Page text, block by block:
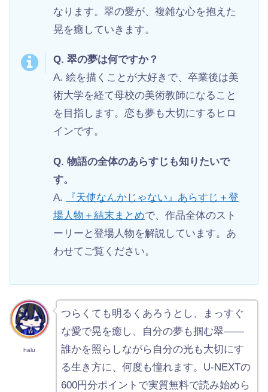
なります。翠の愛が、複雑な心を抱えた
晃を癒していきます。
Q. 翠の夢は何ですか？
A. 絵を描くことが大好きで、卒業後は美
術大学を経て母校の美術教師になること
を目指します。恋も夢も大切にするヒロ
インです。
Q. 物語の全体のあらすじも知りたいで
す。
A.
『天使なんかじゃない』あらすじ＋登
場人物＋結末まとめで、作品全体のスト
ーリーと登場人物を解説しています。あ
わせてご覧ください。
halu
つらくても明るくあろうとし、まっすぐ
な愛で晃を癒し、自分の夢も掴む翠——
誰かを照らしながら自分の光も大切にす
る生き方に、何度も憧れます。U-NEXTの
600円分ポイントで実質無料で読み始めら